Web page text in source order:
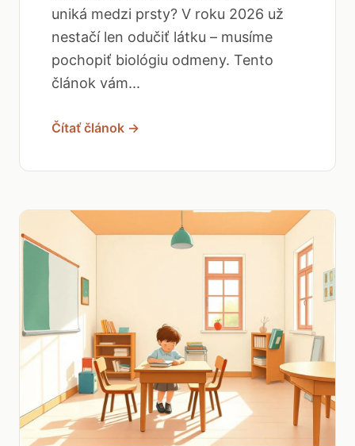
uniká medzi prsty? V roku 2026 už
nestačí len odučiť látku – musíme
pochopiť biológiu odmeny. Tento
článok vám...
Čítať článok →